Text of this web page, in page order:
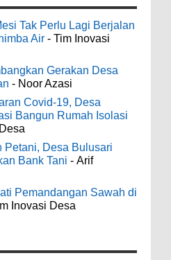
Hutan Blora Bakal Digelontor
Jumbo dan Bibit Ternak Gratis
Run Diharapkan Bawa
Bagi Olah Raga dan
Miliar Hingga Masalah Air
Blora Beberkan Solusi di
Oleh Presiden
:
Titanium Wedding Band -
Men's Black titanium i
Band is the
band how strong
is 부산광역 출
고양 출장샵 to welcome
to a 제주도 출장마사지
주 출장안마 and video
Tak Perlu Lagi Berjalan
Air - Tim Inovasi
Gerakan Desa
- Noor Azasi
Covid-19, Desa
Bangun Rumah Isolasi
Petani, Desa Bulusari
Bank Tani - Arif
Pemandangan Sawah di
Inovasi Desa